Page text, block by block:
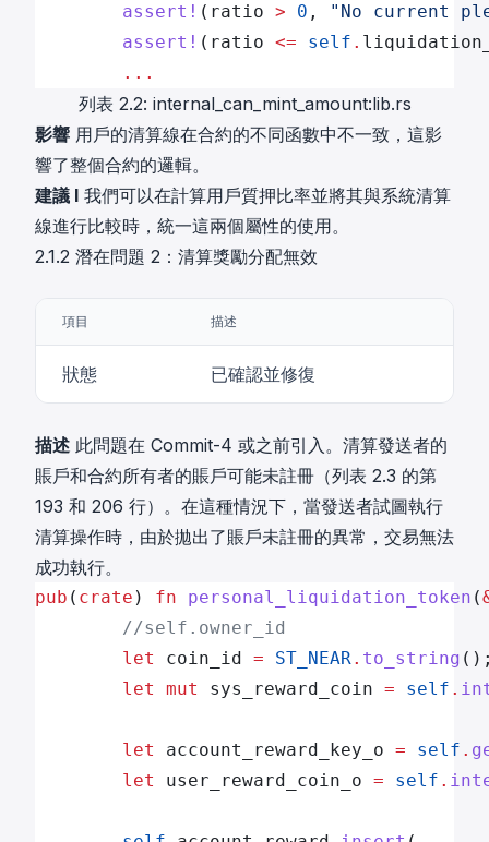
        assert!
(ratio > 0 ,
"No current
        assert!
(ratio <= self .
        ...
列表 2.2: internal_can_mint_amount:lib.rs
影響 用戶的清算線在合約的不同函數中不一致，這影
響了整個合約的邏輯。
建議 I 我們可以在計算用戶質押比率並將其與系統清算
線進行比較時，統一這兩個屬性的使用。
2.1.2 潛在問題 2：清算獎勵分配無效
項目 描述
狀態 已確認並修復
描述 此問題在 Commit-4 或之前引入。清算發送者的
賬戶和合約所有者的賬戶可能未註冊（列表 2.3 的第
193 和 206 行）。在這種情況下，當發送者試圖執行
清算操作時，由於拋出了賬戶未註冊的異常，交易無法
成功執行。
pub ( crate ) fn personal_liquidation_token (
        //self.owner_id
        let
coin_id = ST_NEAR. to_string
        let
mut sys_reward_coin = self .
        let
account_reward_key_o = self .
        let
user_reward_coin_o = self .